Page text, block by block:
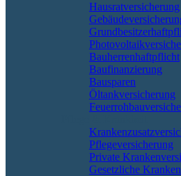
Hausratversicherung
Bauherrenhaftpflicht
Baufinanzierung
Bausparen
Öltankversicherung
Pflegeversicherung
Private
Gesetzliche